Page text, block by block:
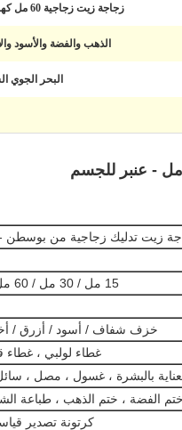
زجاجة زيت زجاجية 60 مل كهرمان
الذهب والفضة والأسود
البحر الجوي
زيت تدليك زجاجية من بوسطن - 60 مل - عنبر
15 مل / 30 مل / 60 مل / 120 مل / 480 مل
خزف شفاف / أسود / أزرق /
غطاء لولبي ،
بالبشرة ، غسول ، مصل ،
ختم الفضة ، ختم الذهب ، طباعة
كرتونة تصدير